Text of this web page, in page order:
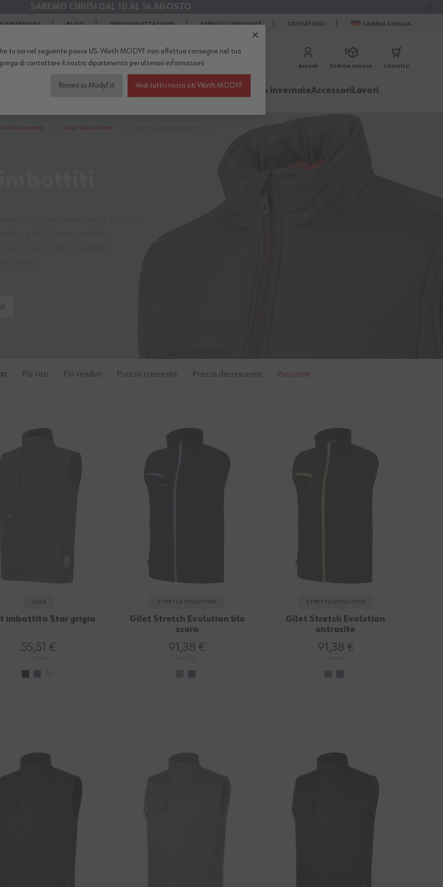
SPEDIZIONI GRATISin Agosto
SAREMO CHIUSI DAL 10 AL 16 AGOSTO
3357510052 BLOG PERSONALIZZAZIONE SERVIZI CORPORATE CONTATTACI CAMBIA LINGUA
DEL NEGOZIO...
Accedi Ordine veloce Carrello
da lavoro Scarpe antinfortunisticheAbbigliamento invernaleAccessori Lavori
DA LAVORO GILET DA LAVORO
Più visti Più venduti Prezzo crescente Prezzo decrescente Posizione
imbottito Star grigio
55,51 €
Gilet Stretch Evolution blu
scuro
91,38 €
Gilet Stretch Evolution
antracite
91,38 €
tu sia nel seguente paese US. Würth MODYF non effettua consegne nel tuo
di contattare il nostro dipartimento per ulteriori informazioni
Rimani su Modyf.it Vedi tutti i nostri siti Würth MODYF